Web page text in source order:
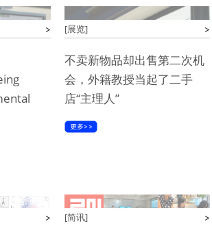
[展览]
不卖新物品却出售第二次机
会，外籍教授当起了二手
店“主理人”
[简讯]